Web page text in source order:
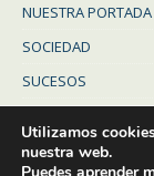
NUESTRA
SOCIEDAD
SUCESOS
ZARAGOZA
Utilizamos
nuestra web.